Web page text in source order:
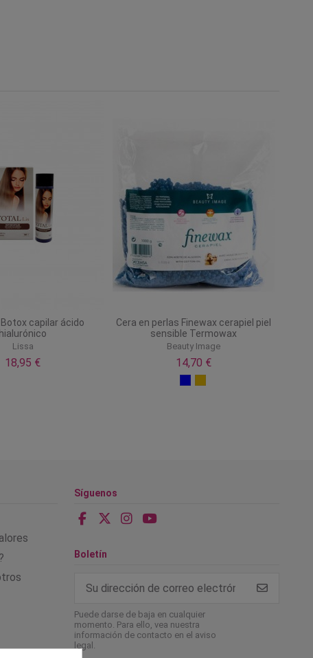
capilar ácido
hialurónico
Lissa
18,95 €
Cera en perlas Finewax cerapiel piel
sensible Termowax
Beauty Image
14,70 €
Síguenos
Boletín
Puede darse de baja en cualquier
momento. Para ello, vea nuestra
información de contacto en el aviso
legal.